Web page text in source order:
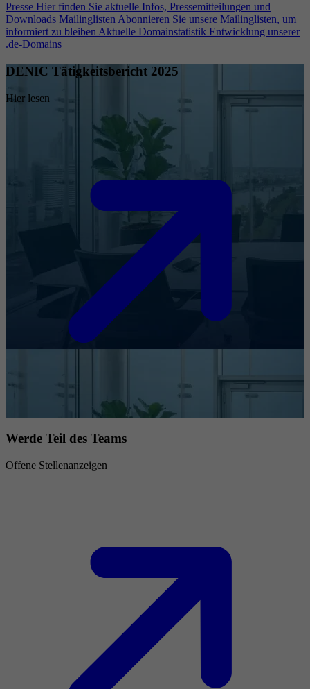
Presse Hier finden Sie aktuelle Infos, Pressemitteilungen und
Downloads Mailinglisten Abonnieren Sie unsere Mailinglisten, um
informiert zu bleiben Aktuelle Domainstatistik Entwicklung unserer
.de-Domains
DENIC Tätigkeitsbericht 2025
Hier lesen
Werde Teil des Teams
Offene Stellenanzeigen